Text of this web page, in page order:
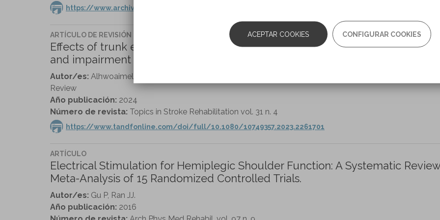
https://www.archives-pmr.org/article/S0003-9993(22)00201-5/fulltext
ARTÍCULO DE REVISIÓN
Effects of trunk exercises using virtual reality technology on trunk
and impairment post stroke: a systematic review and meta-analysis.
Autor/es: Alhwoaimel NA, Alenazi AM, Alhowimel AS, Alqahtani BA, Alshehri MM.
Review
Año publicación: 2024
Número de revista: Topics in Stroke Rehabilitation vol. 31 n. 4
https://www.tandfonline.com/doi/full/10.1080/10749357.2023.2261701
ARTÍCULO
Electrical Stimulation for Hemiplegic Shoulder Function: A Systematic
Meta-Analysis of 15 Randomized Controlled Trials.
Autor/es: Gu P, Ran JJ.
Año publicación: 2016
ACEPTAR COOKIES CONFIGURAR COOKIES